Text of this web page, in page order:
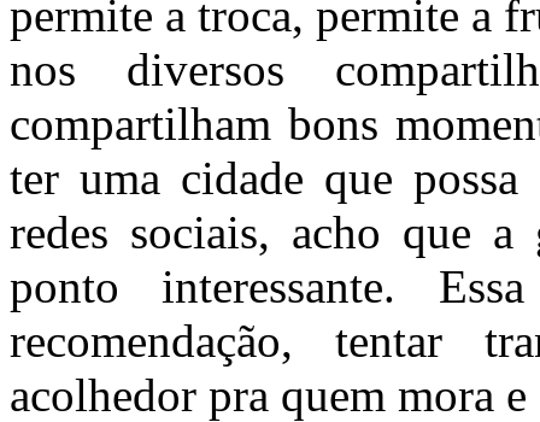
permite a troca, permite a
nos diversos
compartilham bons
ter uma cidade que
redes sociais, acho que a
ponto interessante.
recomendação, tentar
acolhedor pra quem mora